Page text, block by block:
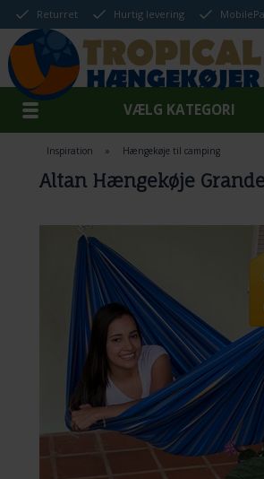
Returret Hurtig levering
VÆLG KATEGORI
Inspiration » Hængekøje til camping
Altan Hængekøje